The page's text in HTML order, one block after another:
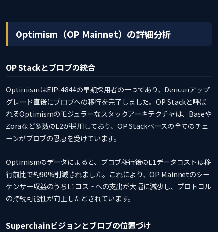
Optimism（OP Mainnet）の詳細分析
OP Stackとブロブの統合
OptimismはEIP-4844の早期採用者の一つであり、Dencunアップ
グレード直後にブロブへの移行を完了しました。OP Stackと呼ば
れるOptimismのモジュラーなスタックアーキテクチャは、Baseや
Zoraなど多数のL2が採用しており、OP Stackベースの全てのチェ
ーンがブロブの恩恵を受けています。
Optimismのデータによると、ブロブ移行後のL1データコストは移
行前比で約90%削減されました。これにより、OP Mainnetのシー
ケンサー収益のうちL1コストへの支出が大幅に減少し、プロトコル
の持続可能性が向上したとされています。
Superchainビジョンとブロブの位置づけ